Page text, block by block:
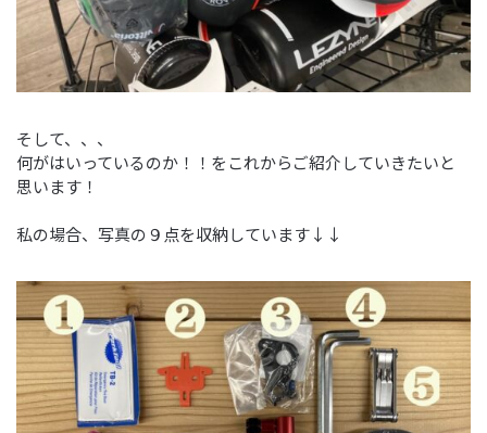
そして、、、
何がはいっているのか！！をこれからご紹介していきたいと
思います！
私の場合、写真の９点を収納しています↓↓